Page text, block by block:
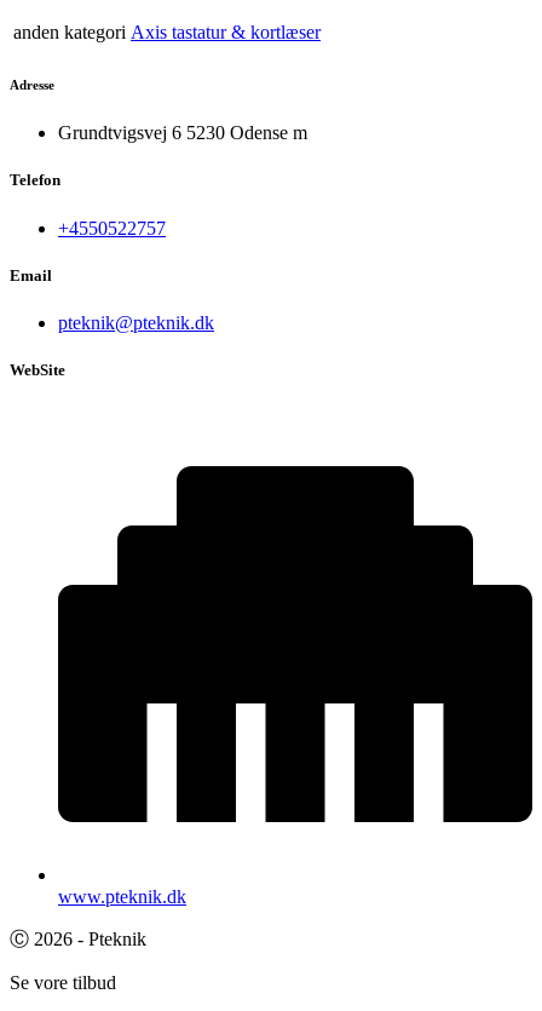
anden kategori Axis tastatur & kortlæser
Adresse
Grundtvigsvej 6 5230 Odense m
Telefon
+4550522757
Email
pteknik@pteknik.dk
WebSite
www.pteknik.dk
Ⓒ 2026 - Pteknik
Se vore tilbud